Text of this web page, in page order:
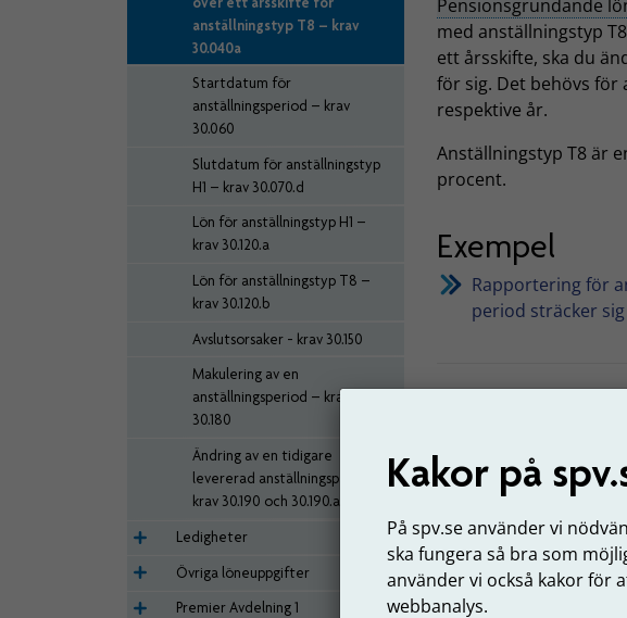
Kakor på
På spv.se använder vi
ska fungera så bra som
använder vi också kakor för
webbanalys.
anställningstyp T8 – krav
30.040a
Startdatum för
anställningsperiod – krav
30.060
Slutdatum för anställningstyp
H1 – krav 30.070.d
Lön för anställningstyp H1 –
krav 30.120.a
Lön för anställningstyp T8 –
krav 30.120.b
Avslutsorsaker - krav 30.150
Makulering av en
anställningsperiod – krav
30.180
Ändring av en tidigare
levererad anställningsperiod –
krav 30.190 och 30.190.a
Ledigheter
Övriga löneuppgifter
Premier Avdelning 1
Pensionsgrundande
med anställningstyp
ett årsskifte, ska du
för sig. Det behövs för
respektive år.
Anställningstyp T8 är
procent.
Exempel
Rapportering för
period sträcker
vars
ett årsskifte
En anställd har arbetat
2022.
I januari ska följande